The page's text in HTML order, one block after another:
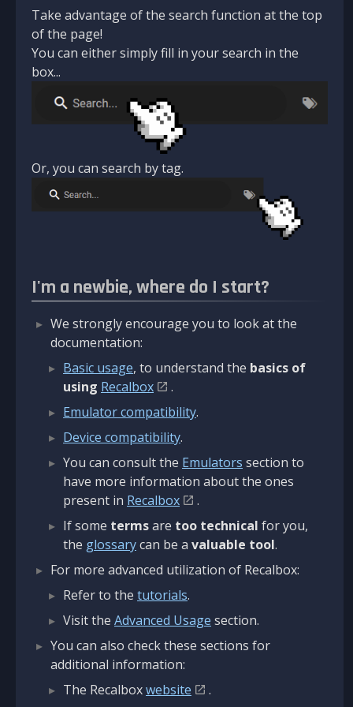
Take advantage of the search function at the top
of the page!
You can either simply fill in your search in the
box...
Or, you can search by tag.
I'm a newbie, where do I start?
We strongly encourage you to look at the
documentation:
Basic usage, to understand the basics of
using Recalbox
.
Emulator compatibility.
Device compatibility.
You can consult the Emulators section to
have more information about the ones
present in Recalbox
.
If some termsare too technical for you,
the glossarycan be a valuable tool.
For more advanced utilization of Recalbox:
Refer to the tutorials.
Visit the Advanced Usage section.
You can also check these sections for
additional information:
The Recalboxwebsite
.